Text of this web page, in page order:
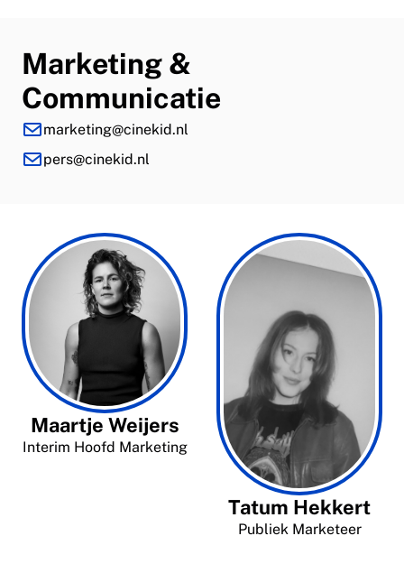
Marketing &
Communicatie
marketing@cinekid.nl
pers@cinekid.nl
Maartje Weijers
Interim Hoofd Marketing
Tatum Hekkert
Publiek Marketeer